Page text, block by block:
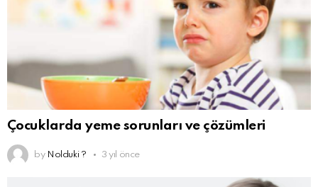
Çocuklarda yeme sorunları ve çözümleri
by Nolduki ? 3 yıl önce